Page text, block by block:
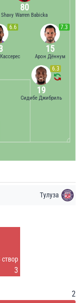
6.3
19
Сидибе Джибриль
6.6 7.3
15
Арон Дённум
80
Shavy Warren Babicka
Тулуза
створ
3
2